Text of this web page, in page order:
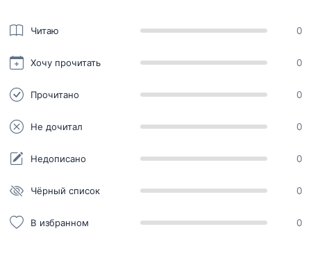
Читаю 0
Хочу прочитать 0
Прочитано 0
Не дочитал 0
Недописано 0
Чёрный список 0
В избранном 0